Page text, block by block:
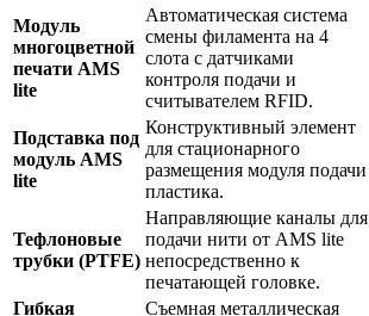
Модуль
многоцветной
печати AMS
lite
Автоматическая система
смены филамента на 4
слота с датчиками
контроля подачи и
считывателем RFID.
Подставка под
модуль AMS
lite
Конструктивный элемент
для стационарного
размещения модуля подачи
пластика.
Тефлоновые
трубки (PTFE)
Направляющие каналы для
подачи нити от AMS lite
непосредственно к
печатающей головке.
Гибкая
Съемная металлическая